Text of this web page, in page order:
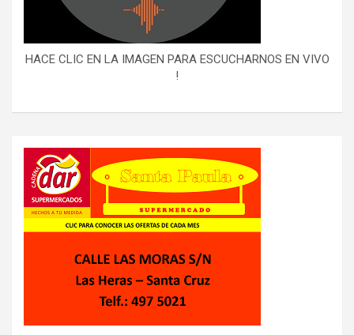
HACE CLIC EN LA IMAGEN PARA ESCUCHARNOS EN VIVO
!